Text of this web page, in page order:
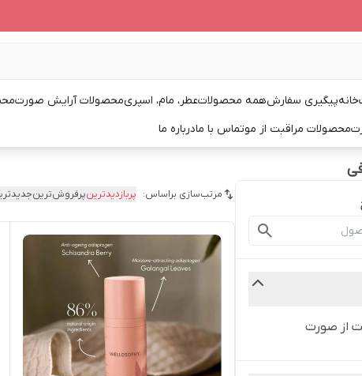
خانهپیگیری سفارشهمه محصولاتعطر، مام، اسپریمحصولات آرایش صورت
محصولات مراقبت از موتماس با مادرباره ما
از صورت
مرتب‌سازی براساس: پربازدیدترینپرفروش‌ترین